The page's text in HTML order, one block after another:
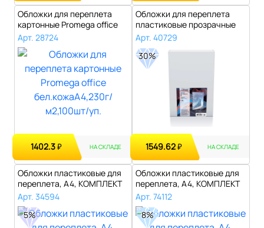
Обложки для переплета
картонные Promega office
бел.кожа..
Арт. 28724
1402.3₽ НА СКЛАДЕ
Обложки для переплета
пластиковые прозрачные
150мкм..
Арт. 40729
30%
1549.62₽ НА СКЛАДЕ
Обложки пластиковые для
переплета, А4, КОМПЛЕКТ
100 шт...
Арт. 34594
5%
Обложки пластиковые для
переплета, А4, КОМПЛЕКТ
100 шт...
Арт. 74112
8%